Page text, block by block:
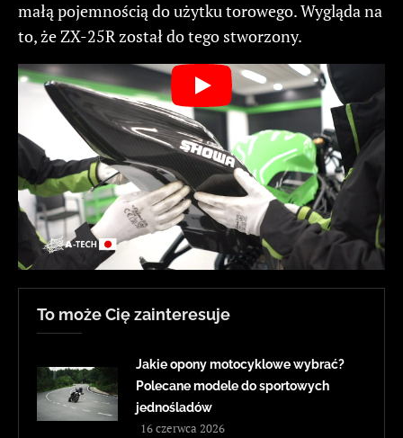
małą pojemnością do użytku torowego. Wygląda na
to, że ZX-25R został do tego stworzony.
To może Cię zainteresuje
Jakie opony motocyklowe wybrać?
Polecane modele do sportowych
jednośladów
16 czerwca 2026